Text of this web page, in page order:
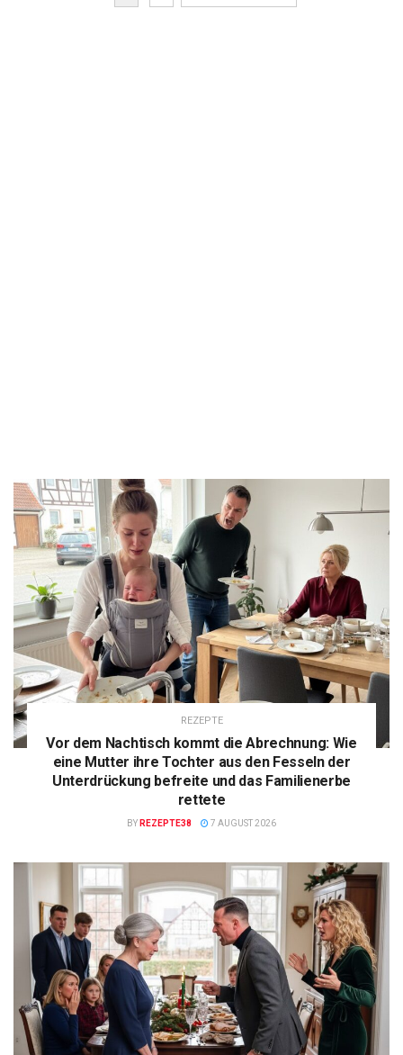
REZEPTE
Vor dem Nachtisch kommt die Abrechnung: Wie
eine Mutter ihre Tochter aus den Fesseln der
Unterdrückung befreite und das Familienerbe
rettete
BY REZEPTE38 7 AUGUST 2026